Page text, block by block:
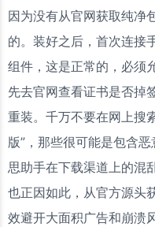
因为没有从官网获取纯净
的。装好之后，首次连接
组件，这是正常的，必须
先去官网查看证书是否掉
重装。千万不要在网上搜
版”，那些很可能是包含
思助手在下载渠道上的混
也正因如此，从官方源头
效避开大面积广告和崩溃